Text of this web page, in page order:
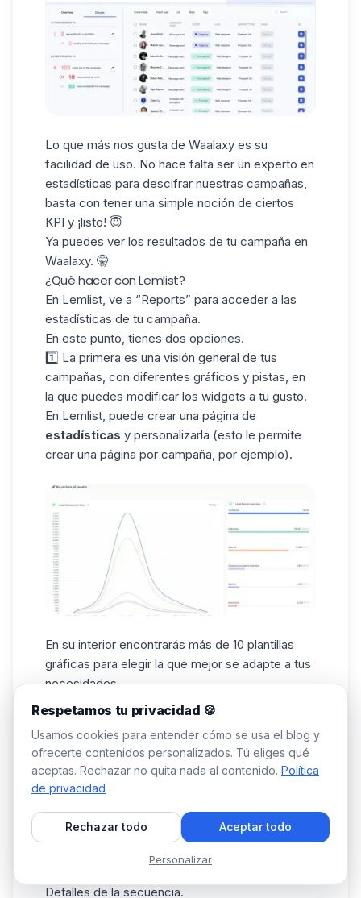
Lo que más nos gusta de Waalaxy es su
facilidad de uso. No hace falta ser un experto en
estadísticas para descifrar nuestras campañas,
basta con tener una simple noción de ciertos
KPI y ¡listo! 😇
Ya puedes ver los resultados de tu campaña en
Waalaxy. 🤫
¿Qué hacer con Lemlist?
En Lemlist, ve a “Reports” para acceder a las
estadísticas de tu campaña.
En este punto, tienes dos opciones.
1️⃣ La primera es una visión general de tus
campañas, con diferentes gráficos y pistas, en
la que puedes modificar los widgets a tu gusto.
En Lemlist, puede crear una página de
estadísticas y personalizarla (esto le permite
crear una página por campaña, por ejemplo).
En su interior encontrarás más de 10 plantillas
gráficas para elegir la que mejor se adapte a tus
necesidades.
2️⃣ Para la segunda, tienes una página de
“Analytics para las campañas de”, donde puedes
elegir la campaña que deseas analizar.
Dentro, encontrará:
El de tus campañas de prospección.
Porcentaje de prospectos contactados, dados
de baja o que respondieron.
Detalles de su campaña por nivel.
Detalles de la secuencia.
Respetamos tu privacidad 🍪
Usamos cookies para entender cómo se usa el blog y
ofrecerte contenidos personalizados. Tú eliges qué
aceptas. Rechazar no quita nada al contenido. Política
de privacidad
Rechazar todo Aceptar todo
Personalizar